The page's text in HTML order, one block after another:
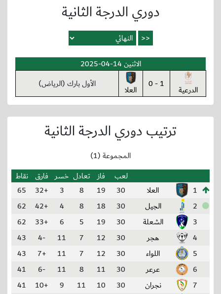
دوري الدرجة الثانية
الاثنين 14-04-2025
الدرعية 1 - 0 العلا الأول بارك (الرياض)
ترتيب دوري الدرجة الثانية
المجموعة (1)
لعب
فاز تعادل خسر فارق نقاط
1
العلا 30
19
8
3
+32
65
2
الجيل 30
18
8
4
+42
62
3
الشعلة 30
19
5
6
+33
62
4
هجر 30
12
7
11
-4
43
5
اللواء 30
12
7
11
+7
43
6
عرعر 30
11
8
11
-6
41
7
نجران 30
10
11
9
+10
41